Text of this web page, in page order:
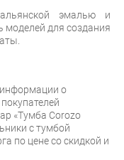
эмалью и
для создания
о
«Тумба Corozo
с тумбой
по цене со скидкой и